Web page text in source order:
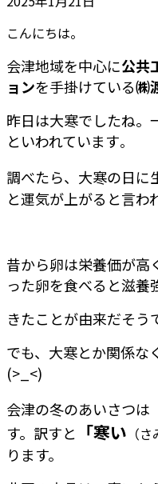
こんにちは。
会津地域を中心に公共
ョンを手掛けている㈱
昨日は大寒でしたね。
といわれています。
調べたら、大寒の日に
と運気が上がると言わ
昔から卵は栄養価が高
った卵を食べると滋養
きたことが由来だそう
でも、大寒とか関係な
(>_<)
会津の冬のあいさつは
す。訳すと
「寒い （さ
ります。